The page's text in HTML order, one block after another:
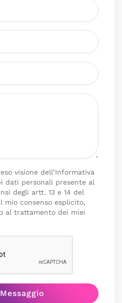
visione dell’Informativa
dati personali presente al
degli artt. 13 e 14 del
mio consenso esplicito,
al trattamento dei miei